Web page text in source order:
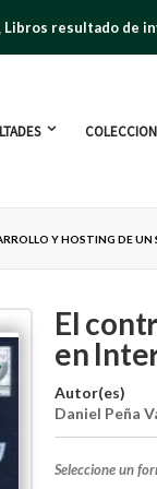
Libros resultado de
Y HOSTING DE
El
en
Autor(es)
Daniel Peña
Seleccione un